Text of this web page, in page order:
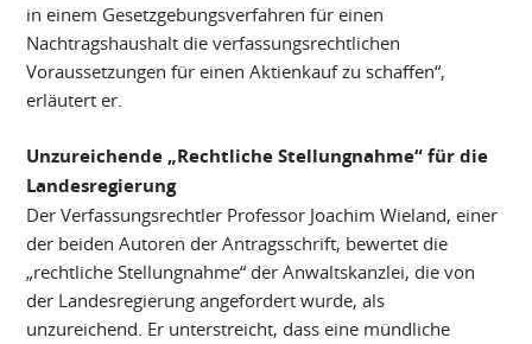
in einem Gesetzgebungsverfahren für einen
Nachtragshaushalt die verfassungsrechtlichen
Voraussetzungen für einen Aktienkauf zu schaffen“,
erläutert er.
Unzureichende „Rechtliche Stellungnahme“ für die
Landesregierung
Der Verfassungsrechtler Professor Joachim Wieland, einer
der beiden Autoren der Antragsschrift, bewertet die
„rechtliche Stellungnahme“ der Anwaltskanzlei, die von
der Landesregierung angefordert wurde, als
unzureichend. Er unterstreicht, dass eine mündliche